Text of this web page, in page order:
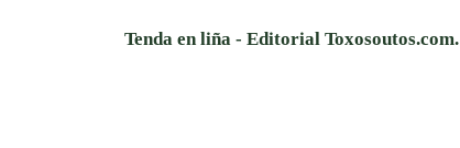
Tenda en liña - Editorial Toxosoutos.com.